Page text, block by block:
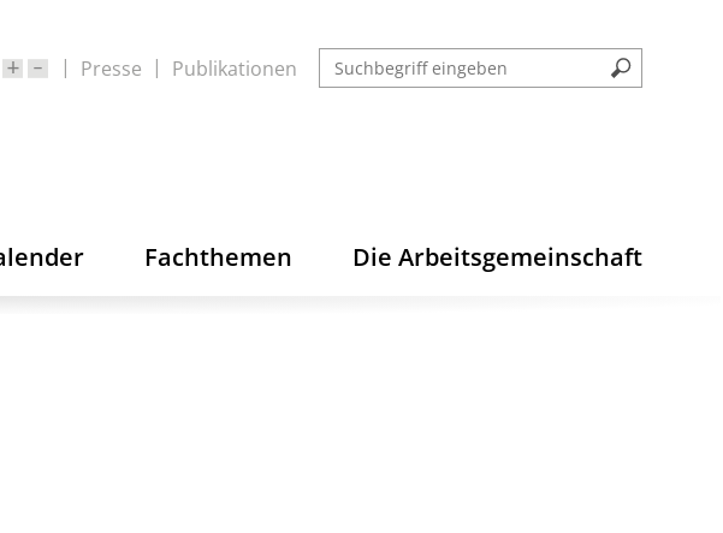
Presse Publikationen
Fachthemen Die Arbeitsgemeinschaft